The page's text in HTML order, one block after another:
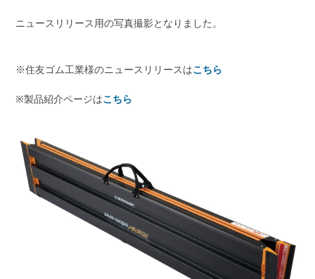
ニュースリリース用の写真撮影となりました。
※住友ゴム工業様のニュースリリースはこちら
※製品紹介ページはこちら